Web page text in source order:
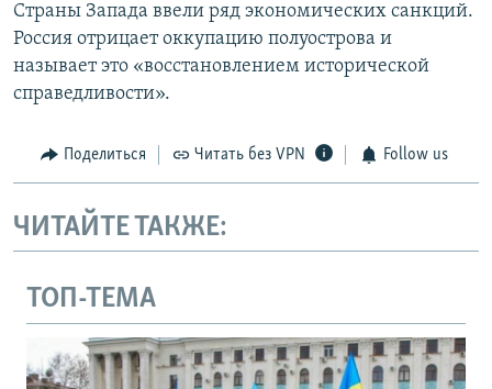
Страны Запада ввели ряд экономических санкций.
Россия отрицает оккупацию полуострова и
называет это «восстановлением исторической
справедливости».
Поделиться Читать без VPN Follow us
ЧИТАЙТЕ ТАКЖЕ:
ТОП-ТЕМА